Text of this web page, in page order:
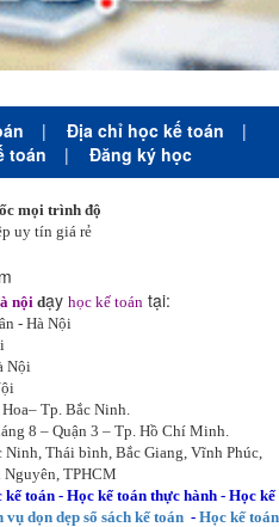
| Địa chỉ học kế toán
|
toán | Đăng ký học
mọi trình độ
uy tín giá rẻ
nội dạy học kế toán tại:
- Hà Nội
Nội
Tp. Bắc Ninh.
8 – Quận 3 – Tp. Hồ Chí Minh.
Thái bình, Bắc Giang, Vĩnh Phúc,
Nguyên, TPHCM
kế toán - Học kế toán thực hành - Học kế
vụ dọn dẹp sổ sách kế toán - Học kế toán